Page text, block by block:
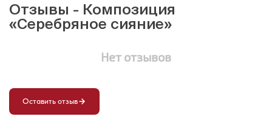
Отзывы - Композиция
«Серебряное сияние»
Нет отзывов
Оставить отзыв